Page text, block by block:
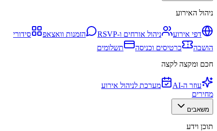
ניהול האירוע
דפי אירוע ניהול אורחים ו-RSVP הזמנות וואצאפ
סידורי
הושבה
כרטיסים וכניסה
תשלומים
חכם ומקצה לקצה
עוזר ה-AI
מערכת לניהול אירוע
מחירים
משאבים
תוכן וידע